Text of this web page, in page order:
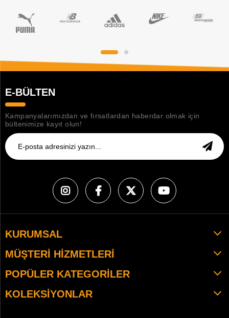
E-BÜLTEN
Kampanyalarımızdan ve fırsatlardan haberdar olmak için
bültenimize kayıt olun!
KURUMSAL
MÜŞTERI HIZMETLERI
POPÜLER KATEGORILER
KOLEKSIYONLAR